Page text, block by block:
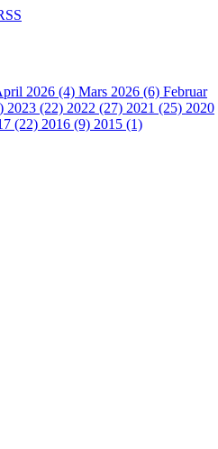
2026 (4) Mars 2026 (6) Februar
2023 (22) 2022 (27) 2021 (25) 2020
(22) 2016 (9) 2015 (1)